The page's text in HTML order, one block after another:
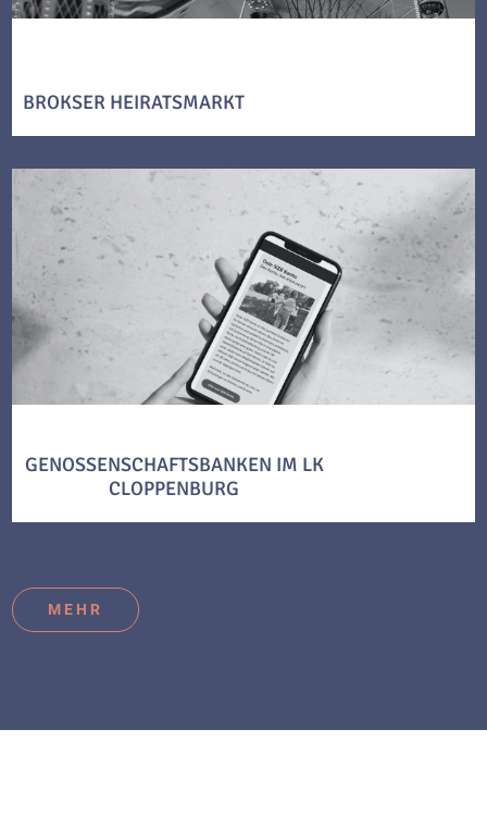
BROKSER HEIRATSMARKT
GENOSSENSCHAFTSBANKEN IM LK
CLOPPENBURG
MEHR